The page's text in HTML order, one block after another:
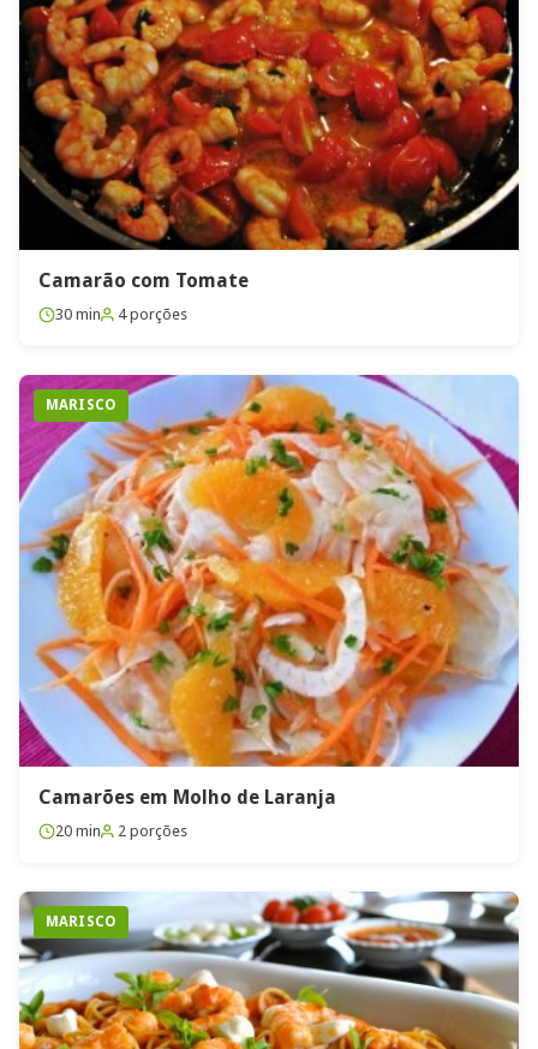
Camarão com Tomate
30 min 4 porções
MARISCO
Camarões em Molho de Laranja
20 min 2 porções
MARISCO